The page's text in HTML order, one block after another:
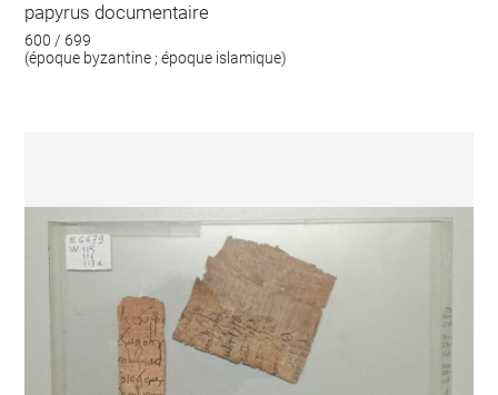
papyrus documentaire
600 / 699
(époque byzantine ; époque islamique)